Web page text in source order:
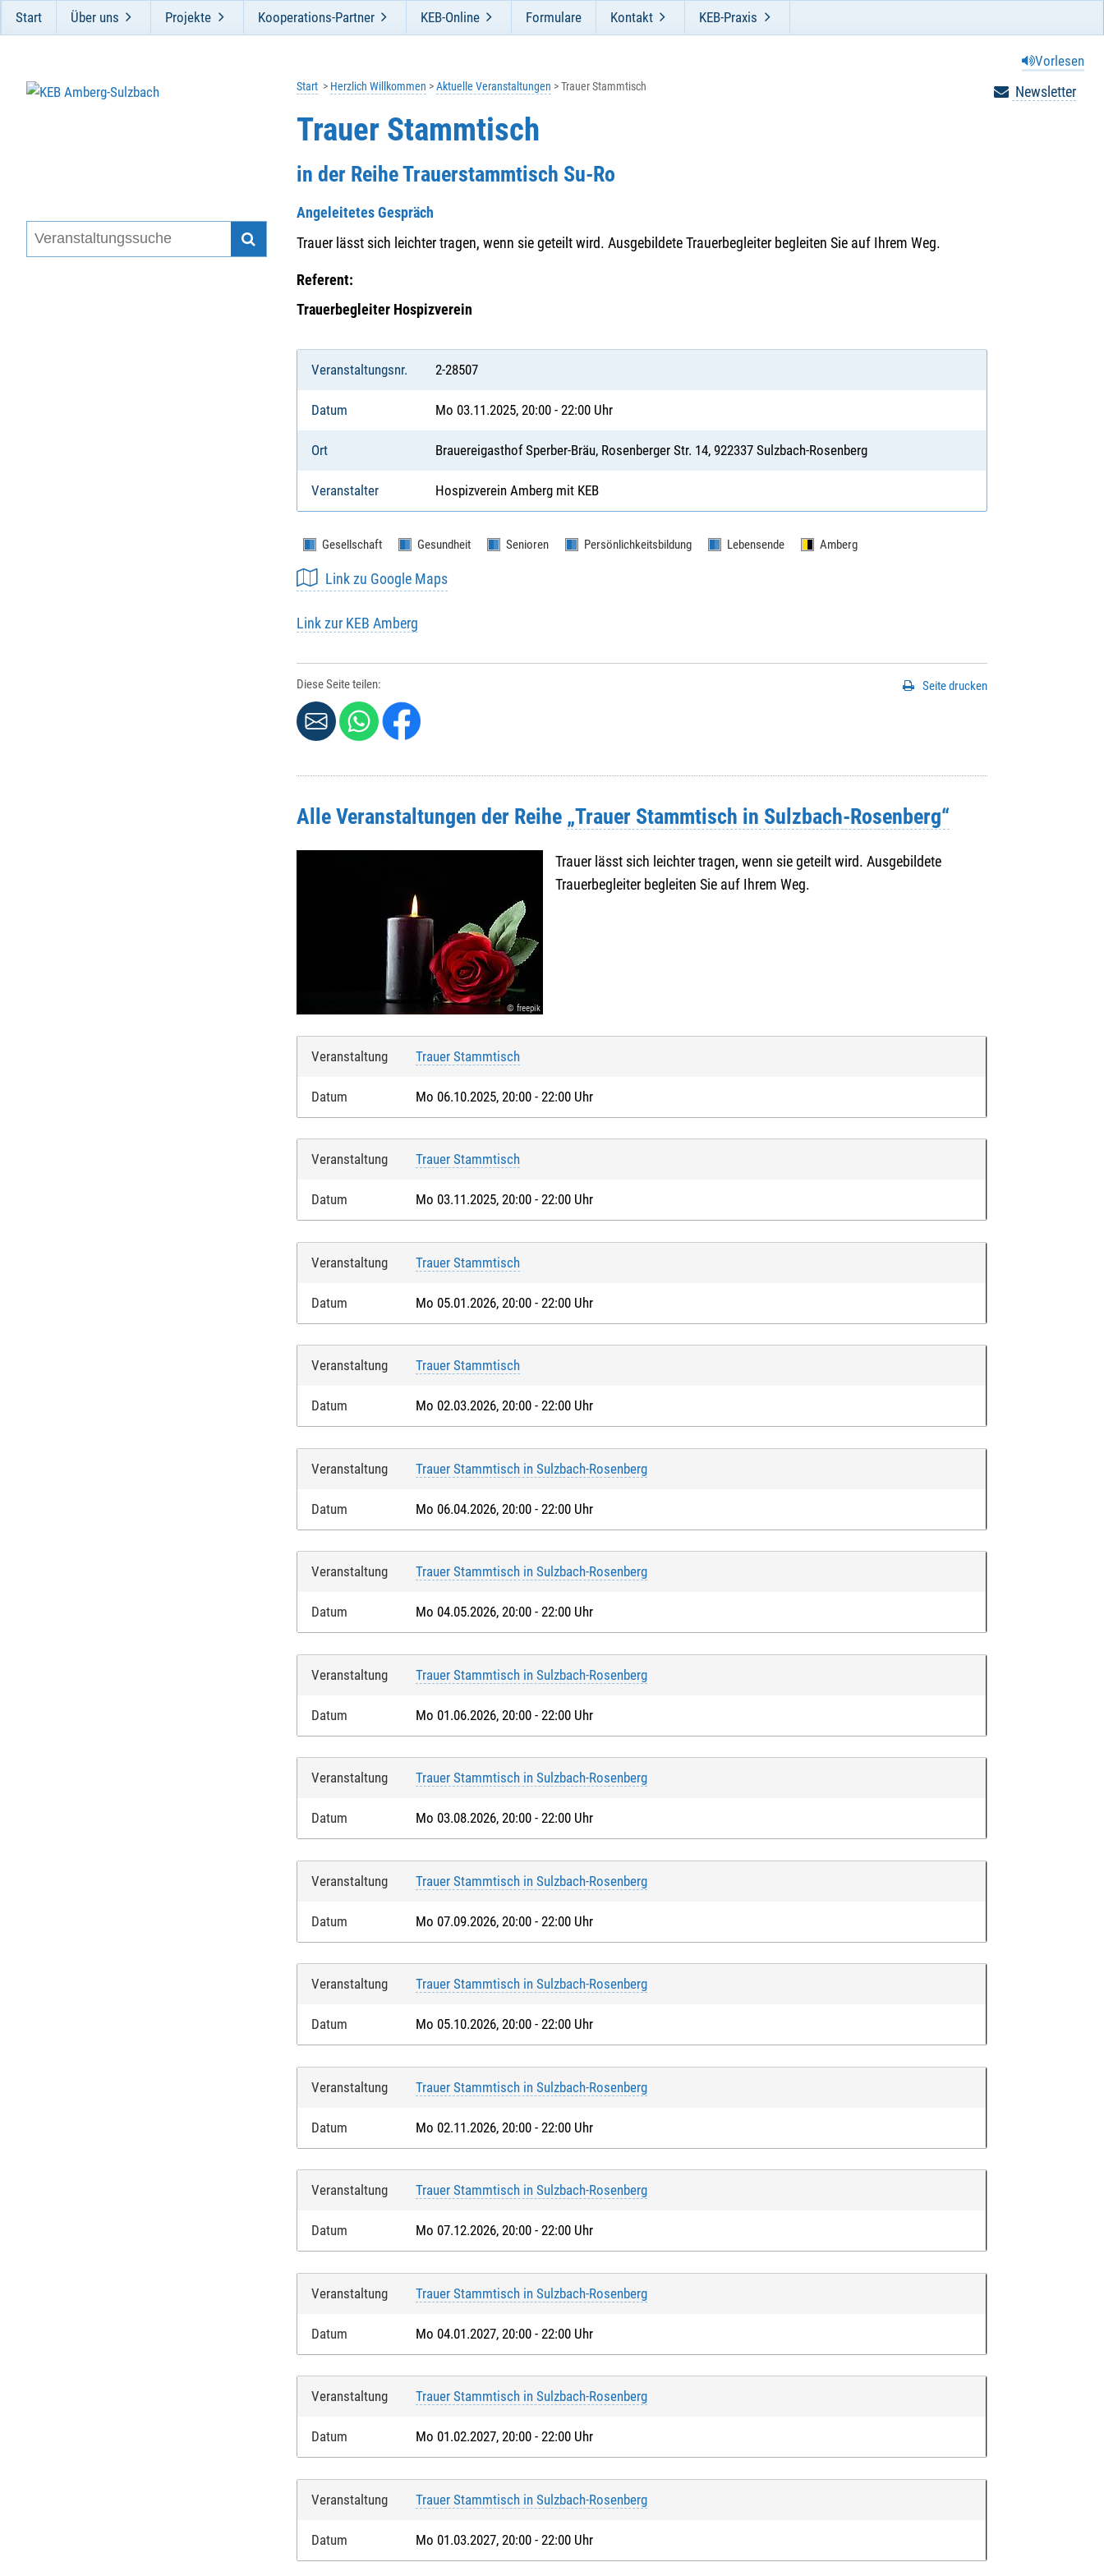
Start Über uns Projekte Kooperations-Partner KEB-Online Formulare Kontakt KEB-Praxis
Vorlesen
Newsletter
Start Herzlich Willkommen Aktuelle Veranstaltungen Trauer Stammtisch
Trauer Stammtisch
in der Reihe Trauerstammtisch Su-Ro
Angeleitetes Gespräch
Trauer lässt sich leichter tragen, wenn sie geteilt wird. Ausgebildete Trauerbegleiter begleiten Sie auf Ihrem Weg.
Referent:
Trauerbegleiter Hospizverein
Veranstaltungsnr. 2-28507
Datum Mo 03.11.2025, 20:00 - 22:00 Uhr
Ort Brauereigasthof Sperber-Bräu, Rosenberger Str. 14, 922337 Sulzbach-Rosenberg
Veranstalter Hospizverein Amberg mit KEB
Gesellschaft Gesundheit Senioren Persönlichkeitsbildung Lebensende Amberg
Link zu Google Maps
Link zur KEB Amberg
Diese Seite teilen: Seite drucken
Alle Veranstaltungen der Reihe „Trauer Stammtisch in Sulzbach-Rosenberg“
© freepik
Trauer lässt sich leichter tragen, wenn sie geteilt wird. Ausgebildete
Trauerbegleiter begleiten Sie auf Ihrem Weg.
Veranstaltung Trauer Stammtisch
Datum Mo 06.10.2025, 20:00 - 22:00 Uhr
Veranstaltung Trauer Stammtisch
Datum Mo 03.11.2025, 20:00 - 22:00 Uhr
Veranstaltung Trauer Stammtisch
Datum Mo 05.01.2026, 20:00 - 22:00 Uhr
Veranstaltung Trauer Stammtisch
Datum Mo 02.03.2026, 20:00 - 22:00 Uhr
Veranstaltung Trauer Stammtisch in Sulzbach-Rosenberg
Datum Mo 06.04.2026, 20:00 - 22:00 Uhr
Veranstaltung Trauer Stammtisch in Sulzbach-Rosenberg
Datum Mo 04.05.2026, 20:00 - 22:00 Uhr
Veranstaltung Trauer Stammtisch in Sulzbach-Rosenberg
Datum Mo 01.06.2026, 20:00 - 22:00 Uhr
Veranstaltung Trauer Stammtisch in Sulzbach-Rosenberg
Datum Mo 03.08.2026, 20:00 - 22:00 Uhr
Veranstaltung Trauer Stammtisch in Sulzbach-Rosenberg
Datum Mo 07.09.2026, 20:00 - 22:00 Uhr
Veranstaltung Trauer Stammtisch in Sulzbach-Rosenberg
Datum Mo 05.10.2026, 20:00 - 22:00 Uhr
Veranstaltung Trauer Stammtisch in Sulzbach-Rosenberg
Datum Mo 02.11.2026, 20:00 - 22:00 Uhr
Veranstaltung Trauer Stammtisch in Sulzbach-Rosenberg
Datum Mo 07.12.2026, 20:00 - 22:00 Uhr
Veranstaltung Trauer Stammtisch in Sulzbach-Rosenberg
Datum Mo 04.01.2027, 20:00 - 22:00 Uhr
Veranstaltung Trauer Stammtisch in Sulzbach-Rosenberg
Datum Mo 01.02.2027, 20:00 - 22:00 Uhr
Veranstaltung Trauer Stammtisch in Sulzbach-Rosenberg
Datum Mo 01.03.2027, 20:00 - 22:00 Uhr